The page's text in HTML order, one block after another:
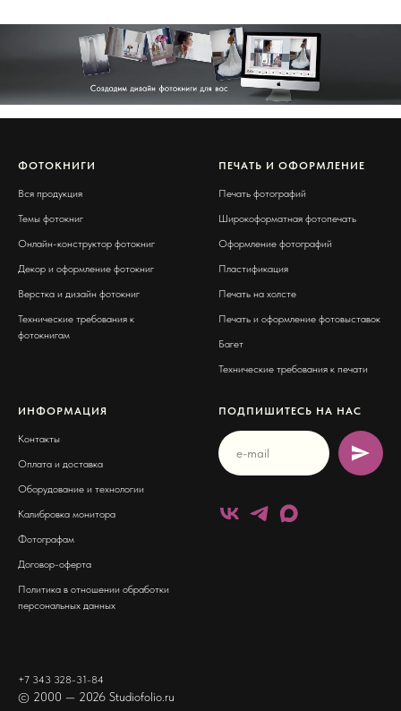
ФОТОКНИГИ
Вся продукция
Темы фотокниг
Онлайн-конструктор фотокниг
Декор и оформление фотокниг
Верстка и дизайн фотокниг
Технические требования к
фотокнигам
ПЕЧАТЬ И ОФОРМЛЕНИЕ
Печать фотографий
Широкоформатная фотопечать
Оформление фотографий
Пластификация
Печать на холсте
Печать и оформление фотовыставок
Багет
Технические требования к печати
ИНФОРМАЦИЯ
Контакты
Оплата и доставка
Оборудование и технологии
Калибровка монитора
Фотографам
Договор-оферта
Политика в отношении обработки
персональных данных
ПОДПИШИТЕСЬ НА НАС
+7 343 328-31-84
© 2000 — 2026 Studiofolio.ru